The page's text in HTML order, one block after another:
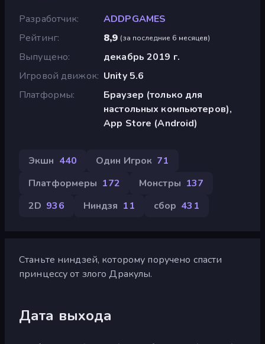
Разработчик
ADDPGAMES
Рейтинг
8,9 (за последние 6 месяцев)
Выпущено
декабрь 2019 г.
Игровой движок Unity 5.6
Платформы
Браузер (только для
настольных компьютеров),
App Store (Android)
Экшн 440 Один Игрок 71
Платформеры 172 Монстры 137
2D 936 Ниндзя 11 сбор 431
Станьте ниндзей, которому поручено спасти
принцессу от злого Дракулы.
Дата выхода